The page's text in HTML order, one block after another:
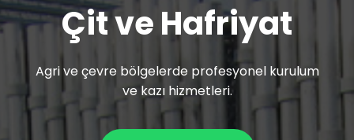
Çit ve Hafriyat
Agri ve çevre bölgelerde profesyonel kurulum
ve kazı hizmetleri.